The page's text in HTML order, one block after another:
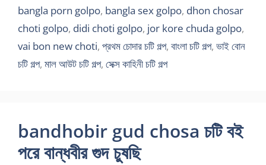
bangla porn golpo, bangla sex golpo, dhon chosar
choti golpo, didi choti golpo, jor kore chuda golpo,
vai bon new choti, প্রথম চোদার চটি গল্প, বাংলা চটি গল্প, ভাই বোন
চটি গল্প, মাল আউট চটি গল্প, সেক্স কাহিনী চটি গল্প
bandhobir gud chosa চটি বই
পরে বান্ধবীর গুদ চুষছি